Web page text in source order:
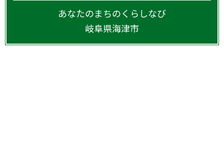
あなたのまちのくらしなび
岐阜県海津市